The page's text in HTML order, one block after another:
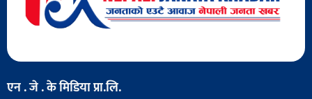
एन . जे . के मिडिया प्रा.लि.